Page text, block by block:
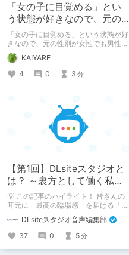
「女の子に目覚める」とい
う状態が好きなので、元の
性別が女性でも男性でも問
題ない話
「女の子に目覚める」という状態が好
きなので、元の性別が女性でも男性で
も問題ない話
KAIYARE
4
0 3 分
【第1回】DLsiteスタジオと
は？ ～裏方として働く私た
ちの紹介
💡 この記事のハイライト！ 皆さんの
耳元に「最高の臨場感」を届ける「サ
舞台裏を大公開！ スマートな専門
職……と思いきや、実態は「音の変態
（褒め言葉）」が集まるチーム！？
成人男性スタッフがダミヘに抱きつ
DLsiteスタジオ音声編集部
37
0 5分